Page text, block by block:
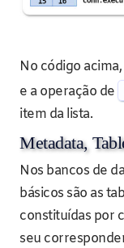
No código acima,
e a operação de
item da lista.
Metadata,
Nos bancos de
básicos são as
constituídas por
seu